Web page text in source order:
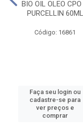
BIO OIL OLEO CPO
PURCELLIN 60ML
Código: 16861
Faça seu login ou
cadastre-se para
ver preços e
comprar